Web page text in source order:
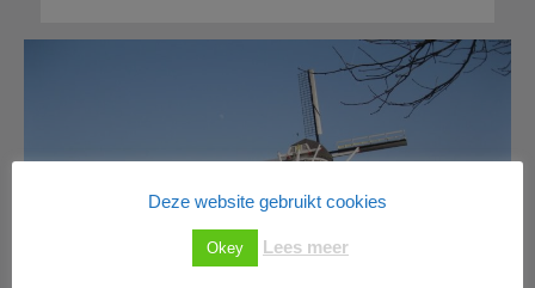
Deze website gebruikt cookies
Okey Lees meer